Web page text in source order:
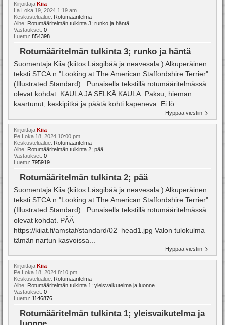
Kirjoittaja Kiia
La Loka 19, 2024 1:19 am
Keskustelualue: Rotumääritelmä
Aihe: Rotumääritelmän tulkinta 3; runko ja häntä
Vastaukset: 0
Luettu: 854398
Rotumääritelmän tulkinta 3; runko ja häntä
Suomentaja Kiia (kiitos Läsgibää ja neavesala ) Alkuperäinen
teksti STCA:n "Looking at The American Staffordshire Terrier"
(Illustrated Standard) . Punaisella tekstillä rotumääritelmässä
olevat kohdat. KAULA JA SELKÄ KAULA: Paksu, hieman
kaartunut, keskipitkä ja päätä kohti kapeneva. Ei lö...
Hyppää viestiin
Kirjoittaja Kiia
Pe Loka 18, 2024 10:00 pm
Keskustelualue: Rotumääritelmä
Aihe: Rotumääritelmän tulkinta 2; pää
Vastaukset: 0
Luettu: 795919
Rotumääritelmän tulkinta 2; pää
Suomentaja Kiia (kiitos Läsgibää ja neavesala ) Alkuperäinen
teksti STCA:n "Looking at The American Staffordshire Terrier"
(Illustrated Standard) . Punaisella tekstillä rotumääritelmässä
olevat kohdat. PÄÄ
https://kiiat.fi/amstaf/standard/02_head1.jpg Valon tulokulma
tämän nartun kasvoissa...
Hyppää viestiin
Kirjoittaja Kiia
Pe Loka 18, 2024 8:10 pm
Keskustelualue: Rotumääritelmä
Aihe: Rotumääritelmän tulkinta 1; yleisvaikutelma ja luonne
Vastaukset: 0
Luettu: 1146876
Rotumääritelmän tulkinta 1; yleisvaikutelma ja